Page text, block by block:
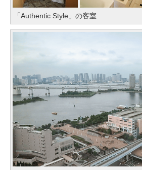
「Authentic Style」の客室